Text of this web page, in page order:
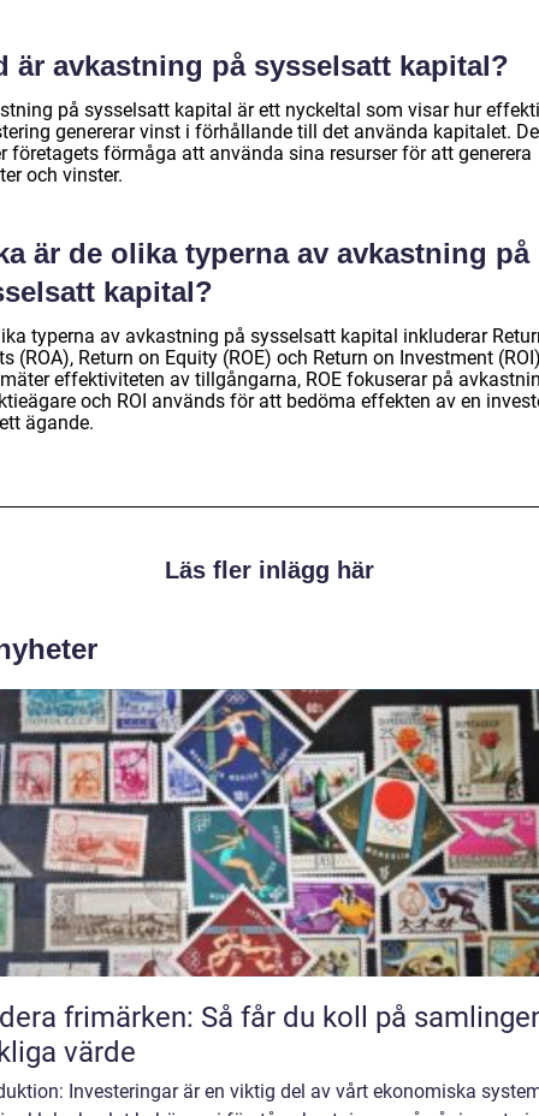
är avkastning på sysselsatt kapital?
på sysselsatt kapital är ett nyckeltal som visar hur
genererar vinst i förhållande till det använda kapitalet.
företagets förmåga att använda sina resurser för att generera
och vinster.
är de olika typerna av avkastning på
kapital?
typerna av avkastning på sysselsatt kapital inkluderar
(ROA), Return on Equity (ROE) och Return on Investment
effektiviteten av tillgångarna, ROE fokuserar på
och ROI används för att bedöma effekten av en
ägande.
Läs fler inlägg här
frimärken: Så får du koll på
värde
Investeringar är en viktig del av vårt ekonomiska